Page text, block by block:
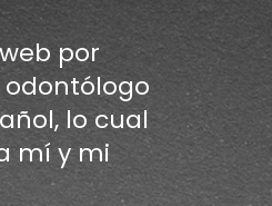
por
lo cual
mí y mi